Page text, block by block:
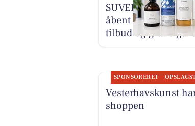
SUVERÆN
åbent lagersalg
tilbud og gratis
SPONSORERET
Vesterhavskunst
shoppen